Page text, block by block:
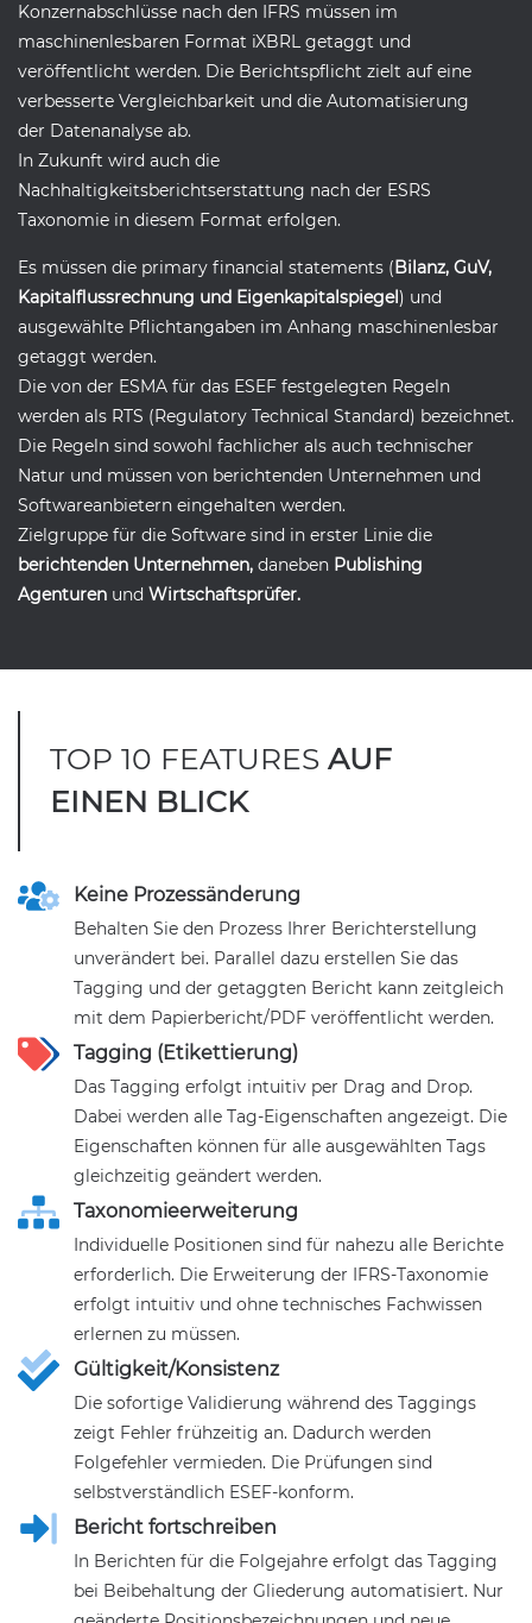
Konzernabschlüsse nach den IFRS müssen im
maschinenlesbaren Format iXBRL getaggt und
veröffentlicht werden. Die Berichtspflicht zielt auf eine
verbesserte Vergleichbarkeit und die Automatisierung
der Datenanalyse ab.
In Zukunft wird auch die
Nachhaltigkeitsberichtserstattung nach der ESRS
Taxonomie in diesem Format erfolgen.
Es müssen die primary financial statements ( Bilanz, GuV,
Kapitalflussrechnung und Eigenkapitalspiegel) und
ausgewählte Pflichtangaben im Anhang maschinenlesbar
getaggt werden.
Die von der ESMA für das ESEF festgelegten Regeln
werden als RTS (Regulatory Technical Standard) bezeichnet.
Die Regeln sind sowohl fachlicher als auch technischer
Natur und müssen von berichtenden Unternehmen und
Softwareanbietern eingehalten werden.
Zielgruppe für die Software sind in erster Linie die
berichtenden Unternehmen, daneben Publishing
Agenturen und Wirtschaftsprüfer.
TOP 10 FEATURES AUF
EINEN BLICK
Keine Prozessänderung
Behalten Sie den Prozess Ihrer Berichterstellung
unverändert bei. Parallel dazu erstellen Sie das
Tagging und der getaggten Bericht kann zeitgleich
mit dem Papierbericht/PDF veröffentlicht werden.
Tagging (Etikettierung)
Das Tagging erfolgt intuitiv per Drag and Drop.
Dabei werden alle Tag-Eigenschaften angezeigt. Die
Eigenschaften können für alle ausgewählten Tags
gleichzeitig geändert werden.
Taxonomieerweiterung
Individuelle Positionen sind für nahezu alle Berichte
erforderlich. Die Erweiterung der IFRS-Taxonomie
erfolgt intuitiv und ohne technisches Fachwissen
erlernen zu müssen.
Gültigkeit/Konsistenz
Die sofortige Validierung während des Taggings
zeigt Fehler frühzeitig an. Dadurch werden
Folgefehler vermieden. Die Prüfungen sind
selbstverständlich ESEF-konform.
Bericht fortschreiben
In Berichten für die Folgejahre erfolgt das Tagging
bei Beibehaltung der Gliederung automatisiert. Nur